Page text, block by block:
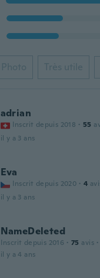
Photo Très utile
adrian
Inscrit depuis 2018 · 55
il y a 3 ans
Eva
Inscrit depuis 2020 · 4
il y a 3 ans
NameDeleted
Inscrit depuis 2016 · 75 avis ·
il y a 4 ans